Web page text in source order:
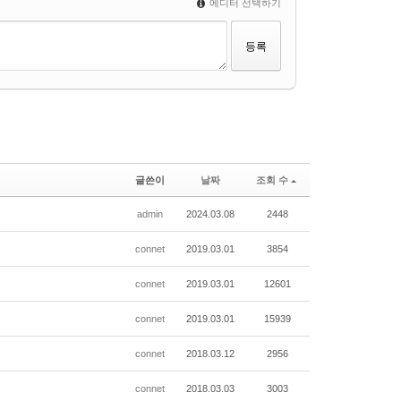
에디터 선택하기
글쓴이 날짜 조회 수
admin 2024.03.08 2448
connet 2019.03.01 3854
connet 2019.03.01 12601
connet 2019.03.01 15939
connet 2018.03.12 2956
connet 2018.03.03 3003